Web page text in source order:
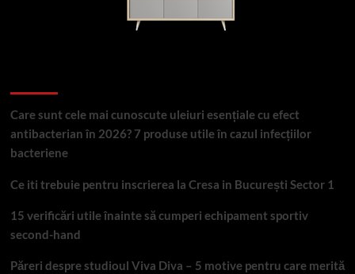
Care sunt cele mai cunoscute uleiuri esențiale cu efect
antibacterian în 2026? 7 produse utile în cazul infecțiilor
bacteriene
Ce iti trebuie pentru inscrierea la Cresa in București Sector 1
15 verificări utile înainte să cumperi echipament sportiv
second-hand
Păreri despre studioul Viva Diva – 5 motive pentru care merită